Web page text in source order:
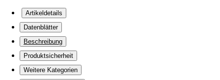
Artikeldetails
Datenblätter
Beschreibung
Produktsicherheit
Weitere Kategorien